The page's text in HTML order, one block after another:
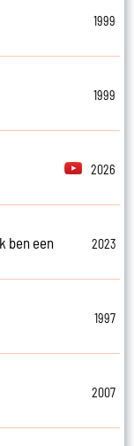
1999
1999
2026
ben een
2023
1997
2007